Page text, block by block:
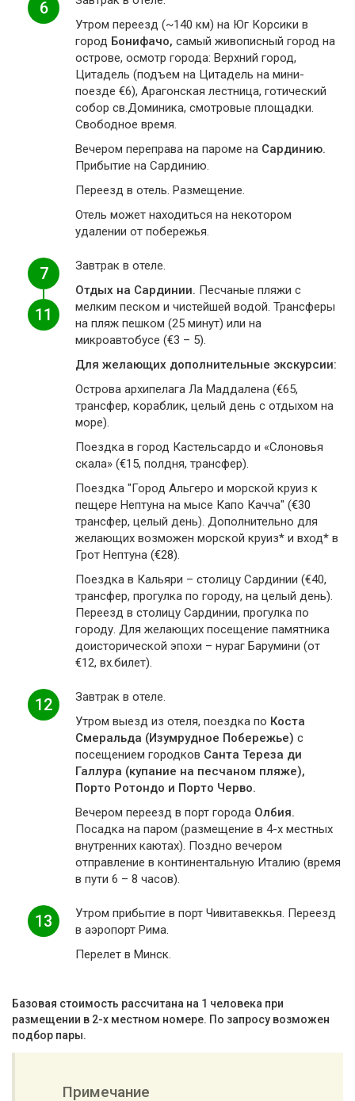
6
Утром переезд (~140 км) на Юг Корсики в
город Бонифачо, самый живописный город на
острове, осмотр города: Верхний город,
Цитадель (подъем на Цитадель на мини-
поезде €6), Арагонская лестница, готический
собор св.Доминика, смотровые площадки.
Свободное время.
Вечером переправа на пароме на Сардинию.
Прибытие на Сардинию.
Переезд в отель. Размещение.
Отель может находиться на некотором
удалении от побережья.
7
11
Завтрак в отеле.
Отдых на Сардинии. Песчаные пляжи с
мелким песком и чистейшей водой. Трансферы
на пляж пешком (25 минут) или на
микроавтобусе (€3 – 5).
Для желающих дополнительные экскурсии:
Острова архипелага Ла Маддалена (€65,
трансфер, кораблик, целый день с отдыхом на
море).
Поездка в город Кастельсардо и «Слоновья
скала» (€15, полдня, трансфер).
Поездка "Город Альгеро и морской круиз к
пещере Нептуна на мысе Капо Качча" (€30
трансфер, целый день). Дополнительно для
желающих возможен морской круиз* и вход* в
Грот Нептуна (€28).
Поездка в Кальяри – столицу Сардинии (€40,
трансфер, прогулка по городу, на целый день).
Переезд в столицу Сардинии, прогулка по
городу. Для желающих посещение памятника
доисторической эпохи – нураг Барумини (от
€12, вх.билет).
12
Завтрак в отеле.
Утром выезд из отеля, поездка по Коста
Смеральда (Изумрудное Побережье) с
посещением городков Санта Тереза ди
Галлура (купание на песчаном пляже),
Порто Ротондо и Порто Черво.
Вечером переезд в порт города Олбия.
Посадка на паром (размещение в 4-х местных
внутренних каютах). Поздно вечером
отправление в континентальную Италию (время
в пути 6 – 8 часов).
13
Утром прибытие в порт Чивитавеккья. Переезд
в аэропорт Рима.
Перелет в Минск.
Базовая стоимость рассчитана на 1 человека при
размещении в 2-х местном номере. По запросу возможен
подбор пары.
Примечание